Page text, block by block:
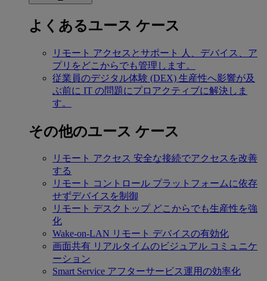
よくあるユース ケース
リモート アクセスとサポート
人、デバイス、ア
プリをどこからでも管理します。
従業員のデジタル体験 (DEX) 生産性へ影響が及
ぶ前に IT の問題にプロアクティブに解決しま
す。
その他のユース ケース
リモート アクセス 安全な接続でアクセスを改善
する
リモート コントロール プラットフォームに依存
せずデバイスを制御
リモート デスクトップ どこからでも生産性を強
化
Wake-on-LAN リモート デバイスの有効化
画面共有 リアルタイムのビジュアル コミュニケ
ーション
Smart Service アフターサービス運用の効率化